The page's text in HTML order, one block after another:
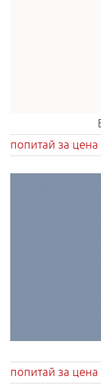
попитай за цена
попитай за цена